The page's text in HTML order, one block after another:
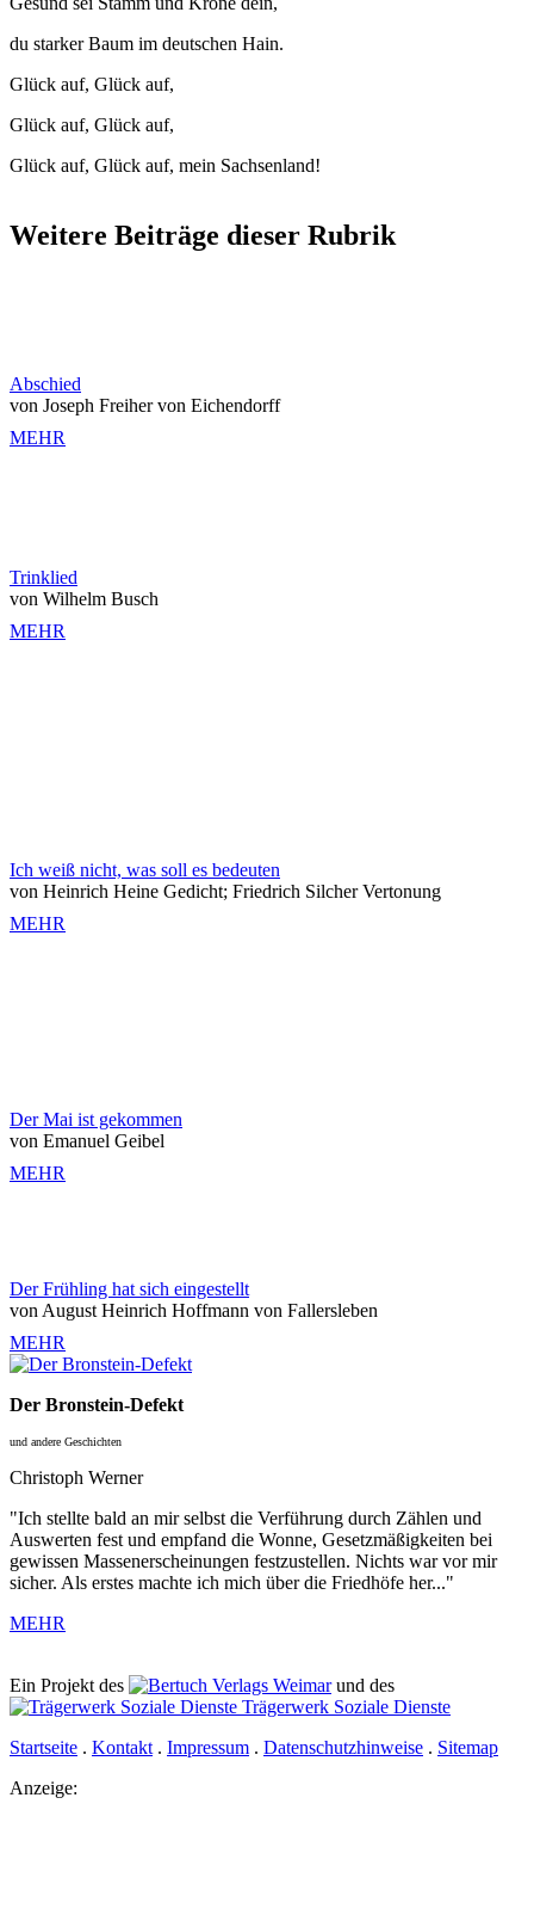
du starker Baum im deutschen Hain.
Glück auf, Glück auf,
Glück auf, Glück auf,
Glück auf, Glück auf, mein Sachsenland!
Weitere Beiträge dieser Rubrik
Abschied
von Joseph Freiher von Eichendorff
MEHR
Trinklied
von Wilhelm Busch
MEHR
Ich weiß nicht, was soll es bedeuten
von Heinrich Heine Gedicht; Friedrich Silcher Vertonung
MEHR
Der Mai ist gekommen
von Emanuel Geibel
MEHR
Der Frühling hat sich eingestellt
von August Heinrich Hoffmann von Fallersleben
MEHR
Der Bronstein-Defekt
und andere Geschichten
Christoph Werner
"Ich stellte bald an mir selbst die Verführung durch Zählen und
Auswerten fest und empfand die Wonne, Gesetzmäßigkeiten bei
gewissen Massenerscheinungen festzustellen. Nichts war vor mir
sicher. Als erstes machte ich mich über die Friedhöfe her..."
MEHR
Ein Projekt des Verlags Weimarund des
Trägerwerk Soziale Dienste
Startseite . Kontakt . Impressum . Datenschutzhinweise . Sitemap
Anzeige: